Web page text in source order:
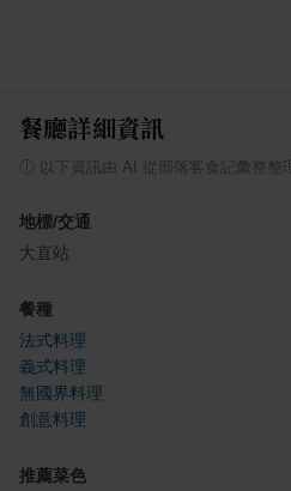
餐廳詳細資訊
ⓘ 以下資訊由 AI 從部落客食記彙整整理
地標/交通
大直站
餐種
法式料理
義式料理
無國界料理
創意料理
推薦菜色